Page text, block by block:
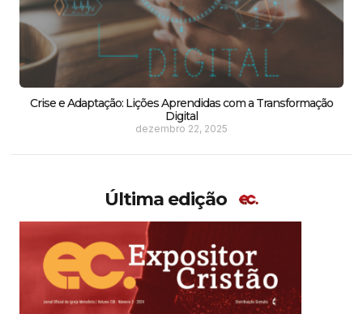
Crise e Adaptação: Lições Aprendidas com a Transformação
Digital
dezembro 22, 2025
Última edição